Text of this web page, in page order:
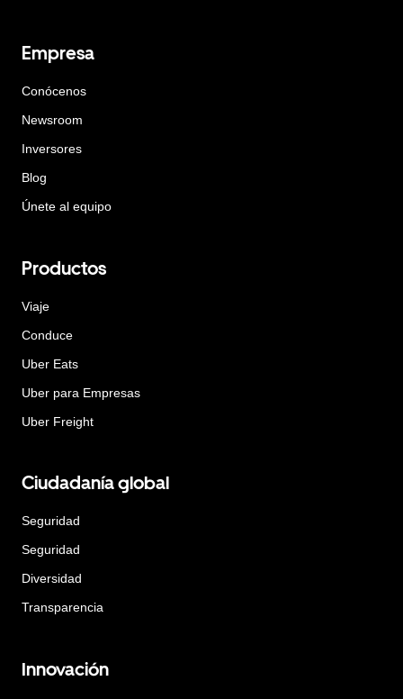
Empresa
Conócenos
Newsroom
Inversores
Blog
Únete al equipo
Productos
Viaje
Conduce
Uber Eats
Uber para Empresas
Uber Freight
Ciudadanía global
Seguridad
Seguridad
Diversidad
Transparencia
Innovación